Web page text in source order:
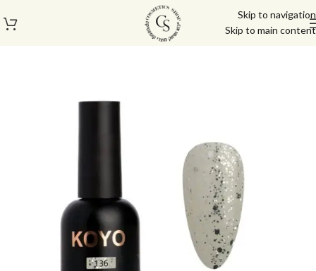
Skip to navigation
Skip to main content